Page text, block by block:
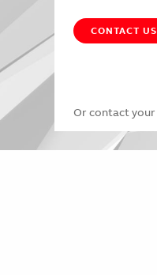
CONTACT US
Or contact your